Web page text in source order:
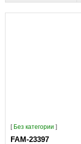
[ Без категории ]
FAM-23397